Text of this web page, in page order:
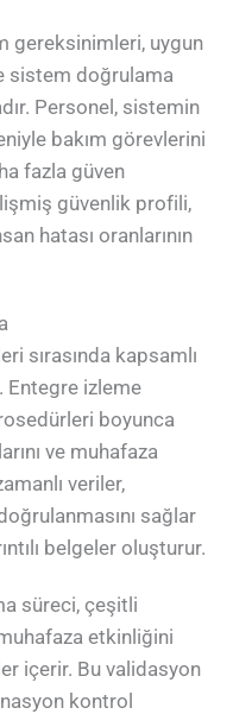
gereksinimleri, uygun
sistem doğrulama
Personel, sistemin
bakım görevlerini
fazla güven
güvenlik profili,
hatası oranlarının
sırasında kapsamlı
Entegre izleme
boyunca
ve muhafaza
veriler,
sağlar
belgeler oluşturur.
süreci, çeşitli
etkinliğini
içerir. Bu validasyon
kontrol